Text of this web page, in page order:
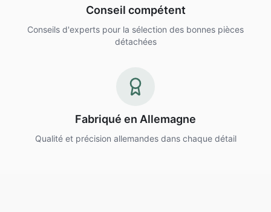
Conseil compétent
Conseils d'experts pour la sélection des bonnes pièces
détachées
Fabriqué en Allemagne
Qualité et précision allemandes dans chaque détail